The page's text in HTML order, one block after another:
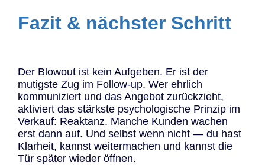
Fazit & nächster Schritt
Der Blowout ist kein Aufgeben. Er ist der
mutigste Zug im Follow-up. Wer ehrlich
kommuniziert und das Angebot zurückzieht,
aktiviert das stärkste psychologische Prinzip im
Verkauf: Reaktanz. Manche Kunden wachen
erst dann auf. Und selbst wenn nicht — du hast
Klarheit, kannst weitermachen und kannst die
Tür später wieder öffnen.